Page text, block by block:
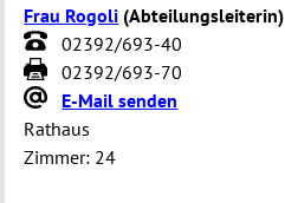
Frau Rogoli (Abteilungsleiterin)
02392/693-40
02392/693-70
E-Mail senden
Rathaus
Zimmer: 24